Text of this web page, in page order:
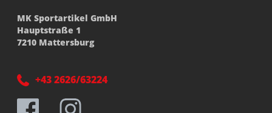
MK Sportartikel GmbH
Hauptstraße 1
7210 Mattersburg
+43 2626/63224